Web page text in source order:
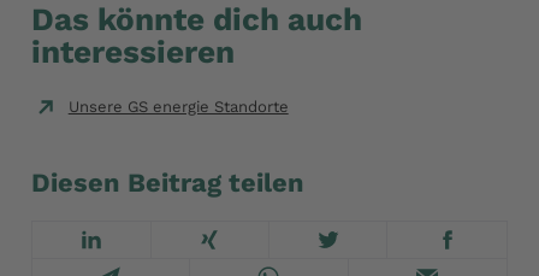
Das könnte dich auch
interessieren
Unsere GS energie Standorte
Diesen Beitrag teilen